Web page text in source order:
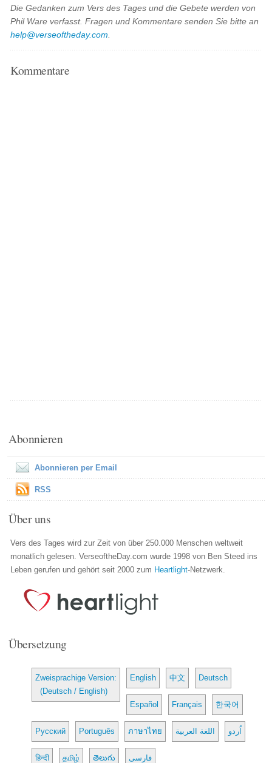
Die Gedanken zum Vers des Tages und die Gebete werden von
Phil Ware verfasst. Fragen und Kommentare senden Sie bitte an
help@verseoftheday.com
Kommentare
Abonnieren
Abonnieren per Email
RSS
Über uns
Vers des Tages wird zur Zeit von über 250.000 Menschen weltweit
monatlich gelesen. VerseoftheDay.com wurde 1998 von Ben Steed ins
Leben gerufen und gehört seit 2000 zum Heartlight-Netzwerk.
Übersetzung
Zweisprachige Version:
(Deutsch / English)
English 中文 Deutsch
Español Français 한국어
Русский Português ภาษาไทย اللغة العربية اُردو
हिन्दी தமிழ் తెలుగు فارسی